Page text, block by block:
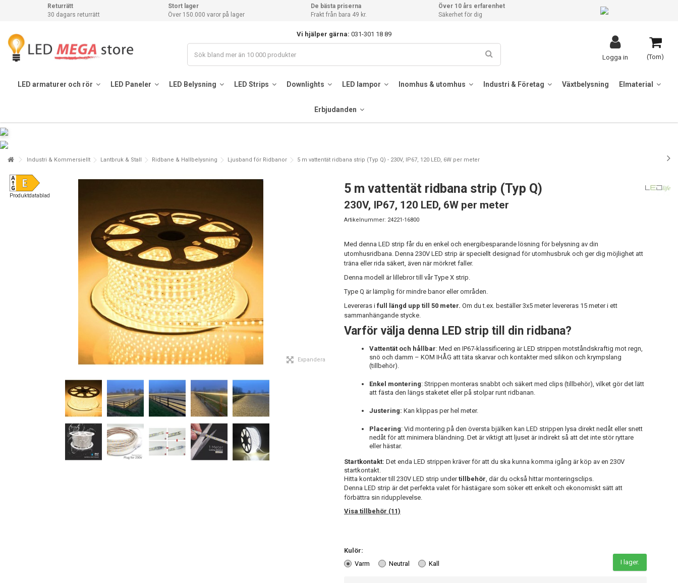
Returrätt
30 dagars returrätt
Stort lager
Över 150.000 varor på lager
De bästa priserna
Frakt från bara 49 kr.
Över 10 års erfarenhet
Säkerhet för dig
Vi hjälper gärna: 031-301 18 89
(Tom)
Logga in
LED armaturer och rör LED Paneler LED Belysning LED Strips Downlights LED lampor Inomhus & utomhus Industri & Företag Växtbelysning Elmaterial
Erbjudanden
Industri & Kommersiellt Lantbruk & Stall Ridbane & Hallbelysning Ljusband för Ridbanor 5 m vattentät ridbana strip (Typ Q) - 230V, IP67, 120 LED, 6W per meter
Produktdatablad
Expandera
5 m vattentät ridbana strip (Typ Q)
230V, IP67, 120 LED, 6W per meter
Artikelnummer: 24221-16800
Med denna LED strip får du en enkel och energibesparande lösning för belysning av din
utomhusridbana. Denna 230V LED strip är speciellt designad för utomhusbruk och ger dig möjlighet att
träna eller rida säkert, även när mörkret faller.
Denna modell är lillebror till vår Type X strip.
Type Q är lämplig för mindre banor eller områden.
Levereras i full längd upp till 50 meter. Om du t.ex. beställer 3x5 meter levereras 15 meter i ett
sammanhängande stycke.
Varför välja denna LED strip till din ridbana?
Vattentät och hållbar: Med en IP67-klassificering är LED strippen motståndskraftig mot regn,
snö och damm – KOM IHÅG att täta skarvar och kontakter med silikon och krympslang
(tillbehör).
Enkel montering: Strippen monteras snabbt och säkert med clips (tillbehör), vilket gör det lätt
att fästa den längs staketet eller på stolpar runt ridbanan.
Justering: Kan klippas per hel meter.
Placering: Vid montering på den översta bjälken kan LED strippen lysa direkt nedåt eller snett
nedåt för att minimera bländning. Det är viktigt att ljuset är indirekt så att det inte stör ryttare
eller hästar.
Startkontakt: Det enda LED strippen kräver för att du ska kunna komma igång är köp av en 230V
startkontakt.
Hitta kontakter till 230V LED strip undertillbehör, där du också hittar monteringsclips.
Denna LED strip är det perfekta valet för hästägare som söker ett enkelt och ekonomiskt sätt att
förbättra sin ridupplevelse.
Visa tillbehör (11)
Kulör:
Varm
Neutral Kall I lager.